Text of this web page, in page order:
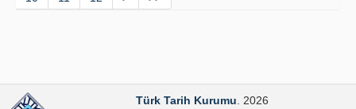
Türk Tarih Kurumu . 2026